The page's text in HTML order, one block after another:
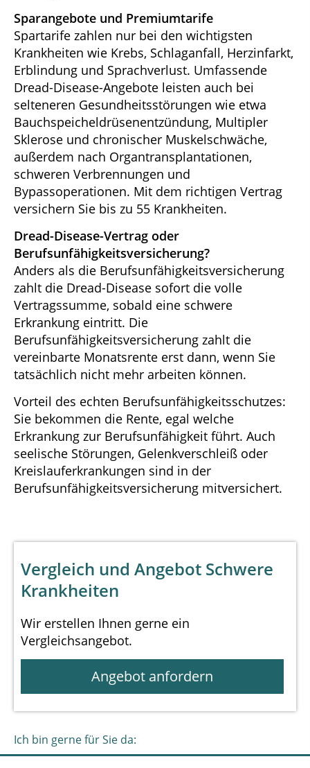
Sparangebote und Premiumtarife
Spartarife zahlen nur bei den wichtigsten
Krankheiten wie Krebs, Schlaganfall, Herzinfarkt,
Erblindung und Sprachverlust. Umfassende
Dread-Disease-Angebote leisten auch bei
selteneren Gesundheitsstörungen wie etwa
Bauchspeicheldrüsenentzündung, Multipler
Sklerose und chronischer Muskelschwäche,
außerdem nach Organtransplantationen,
schweren Verbrennungen und
Bypassoperationen. Mit dem richtigen Vertrag
versichern Sie bis zu 55 Krankheiten.
Dread-Disease-Vertrag oder
Berufsunfähigkeitsversicherung?
Anders als die Berufsunfähigkeitsversicherung
zahlt die Dread-Disease sofort die volle
Vertragssumme, sobald eine schwere
Erkrankung eintritt. Die
Berufsunfähigkeitsversicherung zahlt die
vereinbarte Monatsrente erst dann, wenn Sie
tatsächlich nicht mehr arbeiten können.
Vorteil des echten Berufsunfähigkeitsschutzes:
Sie bekommen die Rente, egal welche
Erkrankung zur Berufsunfähigkeit führt. Auch
seelische Störungen, Gelenkverschleiß oder
Kreislauferkrankungen sind in der
Berufsunfähigkeitsversicherung mitversichert.
Vergleich und Angebot Schwere
Krankheiten
Wir erstellen Ihnen gerne ein
Vergleichsangebot.
Angebot anfordern
Ich bin gerne für Sie da: